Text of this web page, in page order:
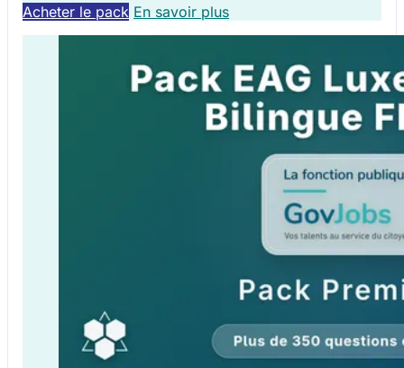
Acheter le pack En savoir plus